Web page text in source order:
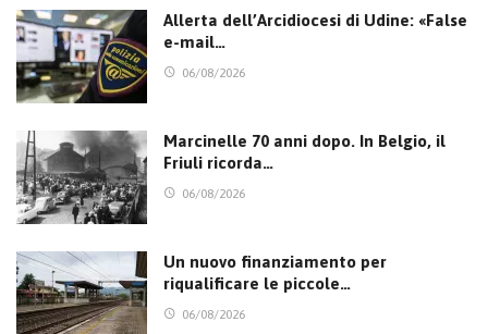
Allerta dell’Arcidiocesi di Udine: «False
e-mail…
06/08/2026
Marcinelle 70 anni dopo. In Belgio, il
Friuli ricorda…
06/08/2026
Un nuovo finanziamento per
riqualificare le piccole…
06/08/2026